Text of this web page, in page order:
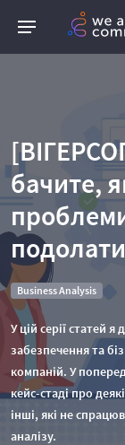
бачите,
Business Analysis
У цій серії статей
забезпечення та
компаній. У
кейс-стаді про
інші, які не
аналізу.